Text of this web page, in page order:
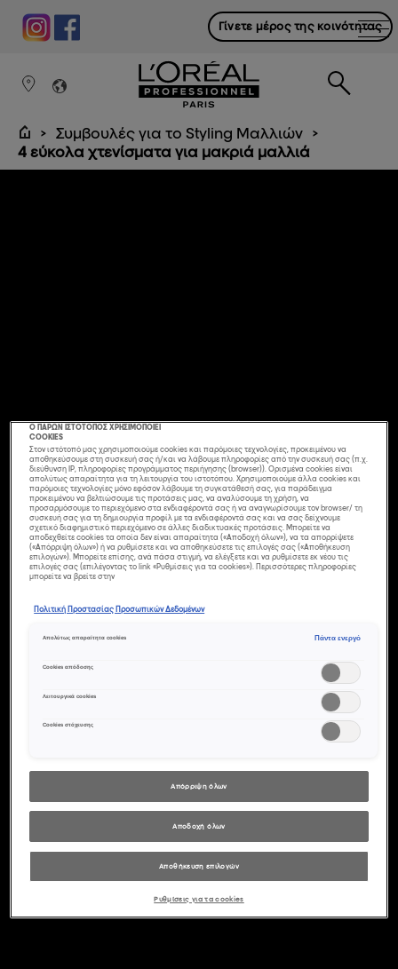
Γίνετε μέρος της κοινότητας
Συμβουλές για το Styling Μαλλιών
4 εύκολα χτενίσματα για μακριά μαλλιά
ΧΤΕΝΊΣΜΑΤΑ ΓΙΑ
ΜΑΚΡΙΆ ΜΑΛΛΙΆ
Ο ΠΑΡΩΝ ΙΣΤΟΤΟΠΟΣ ΧΡΗΣΙΜΟΠΟΙΕΙ
COOKIES
Στον ιστότοπό μας χρησιμοποιούμε cookies και παρόμοιες τεχνολογίες, προκειμένου να
αποθηκεύσουμε στη συσκευή σας ή/και να λάβουμε πληροφορίες από την συσκευή σας (π.χ.
διεύθυνση IP, πληροφορίες προγράμματος περιήγησης (browser)). Ορισμένα cookies είναι
απολύτως απαραίτητα για τη λειτουργία του ιστοτόπου. Χρησιμοποιούμε άλλα cookies και
παρόμοιες τεχνολογίες μόνο εφόσον λάβουμε τη συγκατάθεσή σας, για παράδειγμα
προκειμένου να βελτιώσουμε τις προτάσεις μας, να αναλύσουμε τη χρήση, να
προσαρμόσουμε το περιεχόμενο στα ενδιαφέροντά σας ή να αναγνωρίσουμε τον browser/ τη
συσκευή σας για τη δημιουργία προφίλ με τα ενδιαφέροντά σας και να σας δείχνουμε
σχετικό διαφημιστικό περιεχόμενο σε άλλες διαδικτυακές προτάσεις. Μπορείτε να
αποδεχθείτε cookies τα οποία δεν είναι απαραίτητα («Αποδοχή όλων»), να τα απορρίψετε
(«Απόρριψη όλων») ή να ρυθμίσετε και να αποθηκεύσετε τις επιλογές σας («Αποθήκευση
επιλογών»). Μπορείτε επίσης, ανά πάσα στιγμή, να ελέγξετε και να ρυθμίσετε εκ νέου τις
επιλογές σας (επιλέγοντας το link «Ρυθμίσεις για τα cookies»). Περισσότερες πληροφορίες
μπορείτε να βρείτε στην
Πολιτική Προστασίας Προσωπικών Δεδομένων
Απολύτως απαραίτητα cookies Πάντα ενεργό
Cookies απόδοσης
Λειτουργικά cookies
Cookies στόχευσης
Απόρριψη όλων
Αποδοχή όλων
Αποθήκευση επιλογών
Ρυθμίσεις για τα cookies